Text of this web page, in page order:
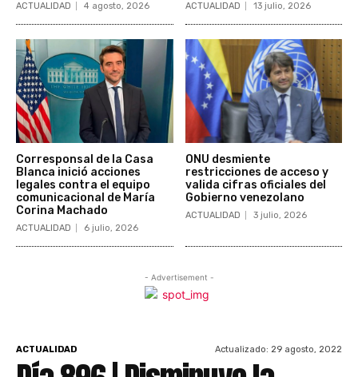
ACTUALIDAD 4 agosto, 2026 ACTUALIDAD 13 julio, 2026
Corresponsal de la Casa
Blanca inició acciones
legales contra el equipo
comunicacional de María
Corina Machado
ACTUALIDAD 6 julio, 2026
ONU desmiente
restricciones de acceso y
valida cifras oficiales del
Gobierno venezolano
ACTUALIDAD 3 julio, 2026
- Advertisement -